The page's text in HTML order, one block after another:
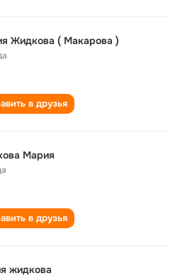
Жидкова ( Макарова )
в друзья
Мария
в друзья
жидкова